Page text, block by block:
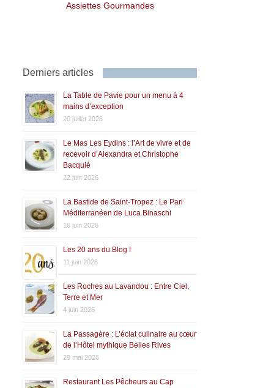
Assiettes Gourmandes
Derniers articles
La Table de Pavie pour un menu à 4
mains d’exception
20 juillet 2026
Le Mas Les Eydins : l’Art de vivre et de
recevoir d’Alexandra et Christophe
Bacquié
22 juin 2026
La Bastide de Saint-Tropez : Le Pari
Méditerranéen de Luca Binaschi
16 juin 2026
Les 20 ans du Blog !
11 juin 2026
Les Roches au Lavandou : Entre Ciel,
Terre et Mer
4 juin 2026
La Passagère : L’éclat culinaire au cœur
de l’Hôtel mythique Belles Rives
29 mai 2026
Restaurant Les Pêcheurs au Cap